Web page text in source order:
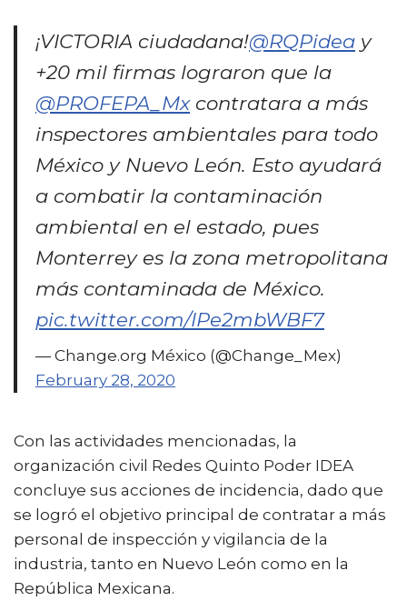
¡VICTORIA ciudadana!@RQPidea y
+20 mil firmas lograron que la
@PROFEPA_Mxcontratara a más
inspectores ambientales para todo
México y Nuevo León. Esto ayudará
a combatir la contaminación
ambiental en el estado, pues
Monterrey es la zona metropolitana
más contaminada de México.
pic.twitter.com/IPe2mbWBF7
— Change.org México (@Change_Mex)
February 28, 2020
Con las actividades mencionadas, la
organización civil Redes Quinto Poder IDEA
concluye sus acciones de incidencia, dado que
se logró el objetivo principal de contratar a más
personal de inspección y vigilancia de la
industria, tanto en Nuevo León como en la
República Mexicana.